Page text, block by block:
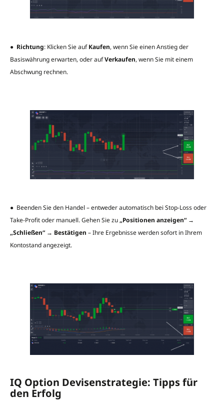
● Richtung: Klicken Sie aufKaufen, wenn Sie einen Anstieg der
Basiswährung erwarten, oder aufVerkaufen, wenn Sie mit einem
Abschwung rechnen.
● Beenden Sie den Handel – entweder automatisch bei Stop-Loss oder
Take-Profit oder manuell. Gehen Sie zu„Positionen anzeigen“ →
„Schließen“ → Bestätigen – Ihre Ergebnisse werden sofort in Ihrem
Kontostand angezeigt.
IQ Option Devisenstrategie: Tipps für
den Erfolg